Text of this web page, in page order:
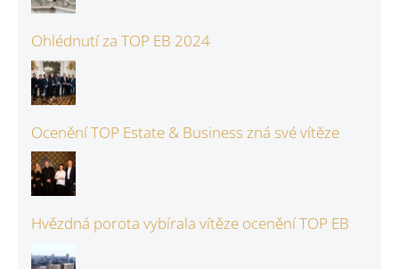
Ohlédnutí za TOP EB 2024
Ocenění TOP Estate & Business zná své vítěze
Hvězdná porota vybírala vítěze ocenění TOP EB